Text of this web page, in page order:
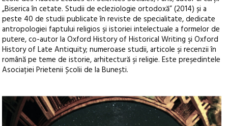
„Biserica în cetate. Studii de ecleziologie ortodoxă” (2014) și a
peste 40 de studii publicate în reviste de specialitate, dedicate
antropologiei faptului religios şi istoriei intelectuale a formelor de
putere, co-autor la Oxford History of Historical Writing şi Oxford
History of Late Antiquity; numeroase studii, articole şi recenzii în
română pe teme de istorie, arhitectură şi religie. Este președintele
Asociației Prietenii Școlii de la Bunești.